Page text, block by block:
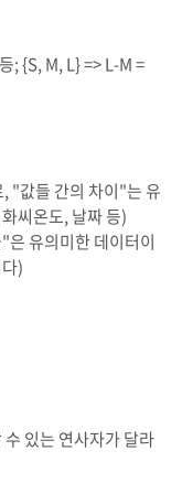
; {S, M, L} => L-M =
"값들 간의 차이"는 유
씨온도, 날짜 등)
유의미한 데이터이
)
있는 연사자가 달라